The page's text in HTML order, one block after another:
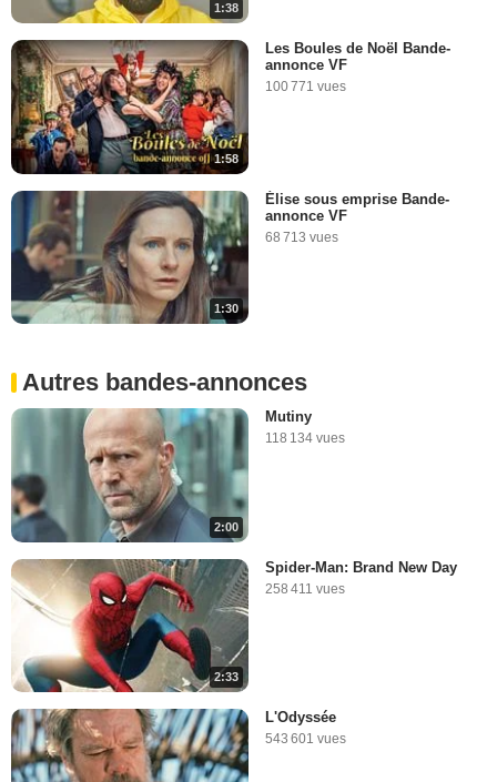
1:38
1:58
Les Boules de Noël Bande-
annonce VF
100 771 vues
1:30
Élise sous emprise Bande-
annonce VF
68 713 vues
Autres bandes-annonces
2:00
Mutiny
118 134 vues
2:33
Spider-Man: Brand New Day
258 411 vues
L'Odyssée
543 601 vues